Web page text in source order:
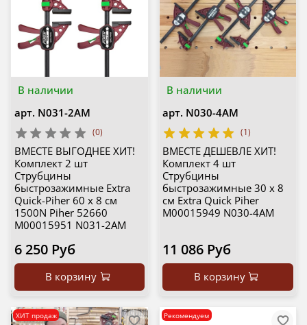
В наличии
арт. N031-2AM
(0)
ВМЕСТЕ ВЫГОДНЕЕ ХИТ!
Комплект 2 шт
Струбцины
быстрозажимные Extra
Quick-Piher 60 х 8 см
1500N Piher 52660
М00015951 N031-2AM
6 250 Руб
В корзину
В наличии
арт. N030-4AM
(1)
ВМЕСТЕ ДЕШЕВЛЕ ХИТ!
Комплект 4 шт
Струбцины
быстрозажимные 30 х 8
см Extra Quick Piher
М00015949 N030-4AM
11 086 Руб
В корзину
ХИТ продаж Рекомендуем